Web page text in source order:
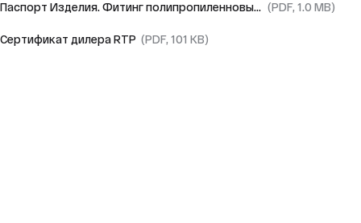
Паспорт Изделия. Фитинг полипропиленновый RTP (PDF, 1.0 MB)
Сертификат дилера RTP (PDF, 101 KB)